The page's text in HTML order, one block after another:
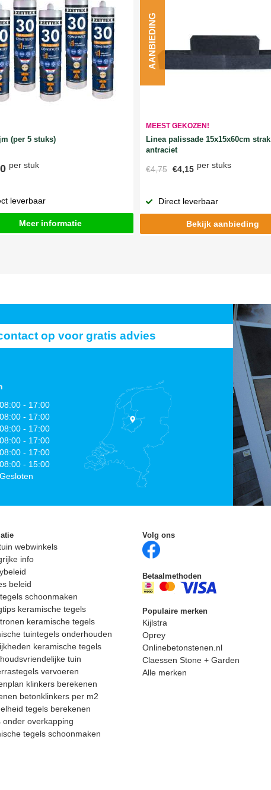
(per 5 stuks)
per stuk
leverbaar
Meer informatie
MEEST GEKOZEN!
Linea palissade 15x15x60cm strak
antraciet
€4,75 €4,15 per stuks
AANBIEDING
Direct leverbaar
Bekijk aanbieding
op voor gratis advies
08:00 - 17:00
08:00 - 17:00
08:00 - 17:00
08:00 - 17:00
08:00 - 17:00
08:00 - 15:00
Gesloten
webwinkels
info
beleid
schoonmaken
keramische tegels
keramische tegels
tuintegels onderhouden
keramische tegels
tuin
vervoeren
klinkers berekenen
betonklinkers per m2
tegels berekenen
onder overkapping
tegels schoonmaken
Volg ons
Betaalmethoden
Populaire merken
Kijlstra
Oprey
Onlinebetonstenen.nl
Claessen Stone + Garden
Alle merken